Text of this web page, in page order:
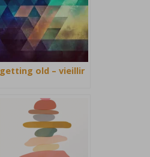
getting old – vieillir